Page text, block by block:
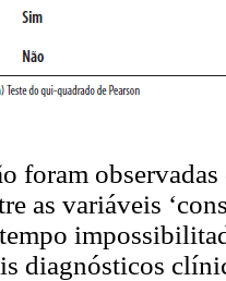
foram
as variáveis
diagnósticos